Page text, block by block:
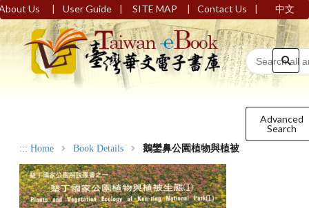
Us | User Guide | SITE MAP | Contact Us | 中文
Advanced
Search
::: Home Book Details 鵝鑾鼻公園植物與植被